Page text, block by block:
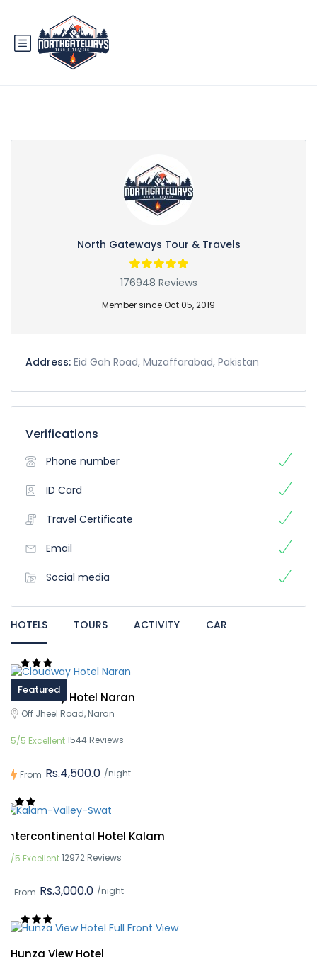
Partner Page
North Gateways Tour & Travels
176948 Reviews
Member since Oct 05, 2019
Address: Eid Gah Road, Muzaffarabad, Pakistan
Verifications
Phone number
ID Card
Travel Certificate
Email
Social media
HOTELS TOURS ACTIVITY CAR
Featured
Cloudway Hotel Naran
Off Jheel Road, Naran
5/5 Excellent1544 Reviews
From Rs.4,500.0 /night
Intercontinental Hotel Kalam
5/5 Excellent12972 Reviews
From Rs.3,000.0 /night
Hunza View Hotel